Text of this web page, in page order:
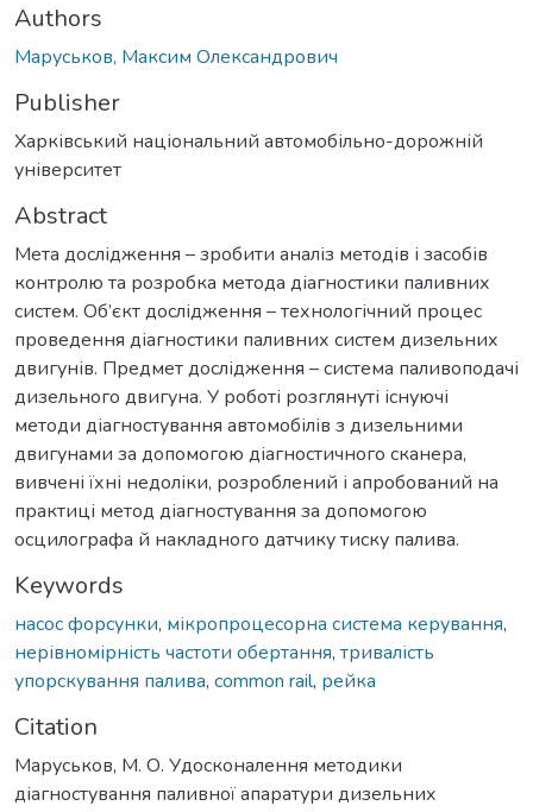
Authors
Маруськов, Максим Олександрович
Publisher
Харківський національний автомобільно-дорожній
університет
Abstract
Мета дослідження – зробити аналіз методів і засобів
контролю та розробка метода діагностики паливних
систем. Об’єкт дослідження – технологічний процес
проведення діагностики паливних систем дизельних
двигунів. Предмет дослідження – система паливоподачі
дизельного двигуна. У роботі розглянуті існуючі
методи діагностування автомобілів з дизельними
двигунами за допомогою діагностичного сканера,
вивчені їхні недоліки, розроблений і апробований на
практиці метод діагностування за допомогою
осцилографа й накладного датчику тиску палива.
Keywords
насос форсунки, мікропроцесорна система керування,
нерівномірність частоти обертання, тривалість
упорскування палива, common rail, рейка
Citation
Маруськов, М. О. Удосконалення методики
діагностування паливної апаратури дизельних